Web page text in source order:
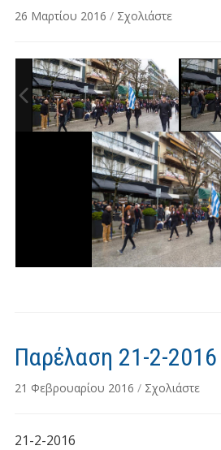
26 Μαρτίου 2016 / Σχολιάστε
Παρέλαση 21-2-2016
21 Φεβρουαρίου 2016 / Σχολιάστε
21-2-2016